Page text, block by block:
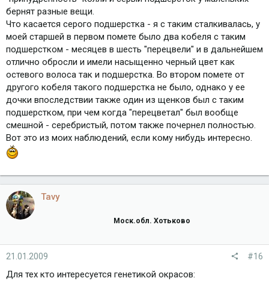
бернят разные вещи.
Что касается серого подшерстка - я с таким сталкивалась, у
моей старшей в первом помете было два кобеля с таким
подшерстком - месяцев в шесть "перецвели" и в дальнейшем
отлично обросли и имели насыщенно черный цвет как
остевого волоса так и подшерстка. Во втором помете от
другого кобеля такого подшерстка не было, однако у ее
дочки впоследствии также один из щенков был с таким
подшерстком, при чем когда "перецветал" был вообще
смешной - серебристый, потом также почернел полностью.
Вот это из моих наблюдений, если кому нибудь интересно.
Tavy
Моск.обл. Хотьково
21.01.2009 #16
Для тех кто интересуется генетикой окрасов: